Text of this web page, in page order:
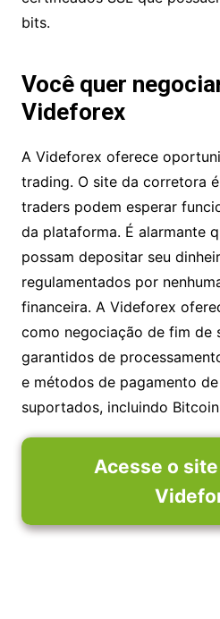
acesso ao portal do cliente.
autenticação de pagamento
depósitos. Todos os dados
certificados SSL que
Você quer
Videforex
A Videforex oferece
day trading. O site da
e os traders podem esperar
semelhantes da plataforma.
comerciantes possam
serem regulamentados por
financeira. A Videforex
como negociação de fim de
garantidos de
hora e métodos de
suportados, incluindo Bitcoin.